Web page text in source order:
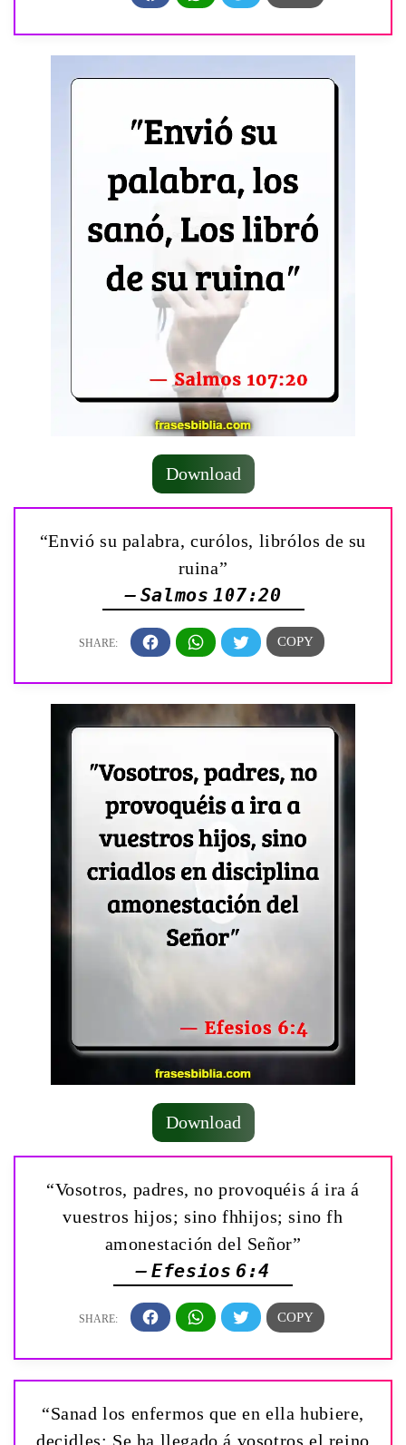
Download
“Envió su palabra, curólos, librólos de su
ruina”
— Salmos 107:20
Download
“Vosotros, padres, no provoquéis á ira á
vuestros hijos; sino fhhijos; sino fh
amonestación del Señor”
— Efesios 6:4
“Sanad los enfermos que en ella hubiere,
decidles: Se ha llegado á vosotros el reino